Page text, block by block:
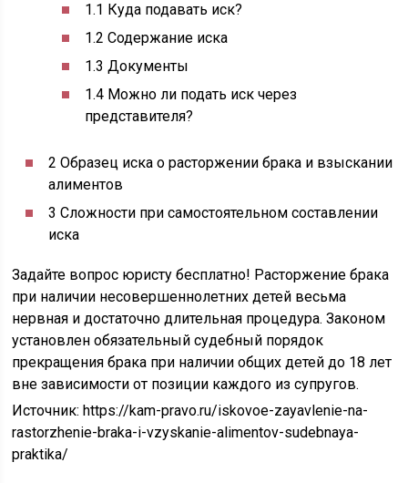
1.1 Куда подавать иск?
1.2 Содержание иска
1.3 Документы
1.4 Можно ли подать иск через
представителя?
2 Образец иска о расторжении брака и взыскании
алиментов
3 Сложности при самостоятельном составлении
иска
Задайте вопрос юристу бесплатно! Расторжение брака
при наличии несовершеннолетних детей весьма
нервная и достаточно длительная процедура. Законом
установлен обязательный судебный порядок
прекращения брака при наличии общих детей до 18 лет
вне зависимости от позиции каждого из супругов.
Источник:https://kam-pravo.ru/iskovoe-zayavlenie-na-
rastorzhenie-braka-i-vzyskanie-alimentov-sudebnaya-
praktika/